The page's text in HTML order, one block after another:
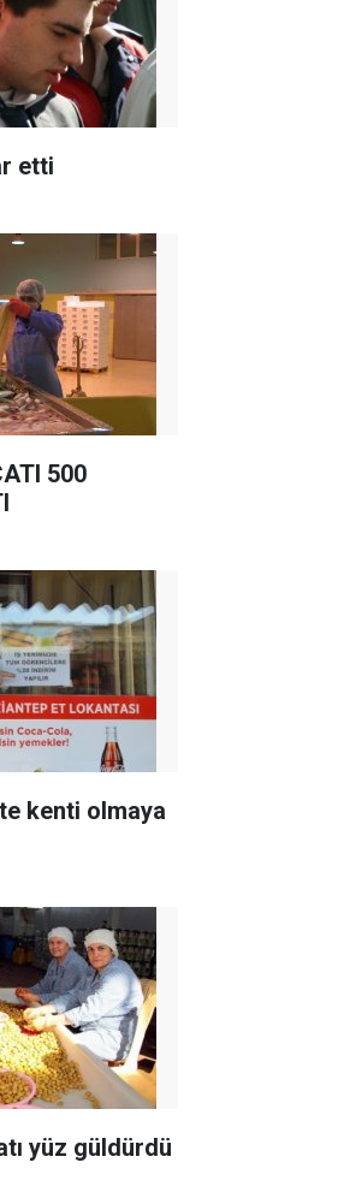
etti
500
kenti olmaya
yüz güldürdü